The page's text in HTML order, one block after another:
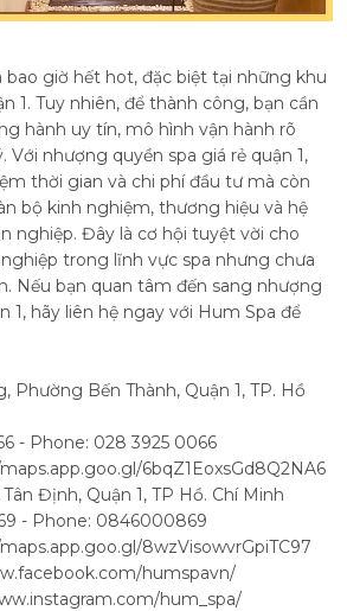
bao giờ hết hot, đặc biệt tại những khu
1. Tuy nhiên, để thành công, bạn cần
hành uy tín, mô hình vận hành rõ
Với nhượng quyền spa giá rẻ quận 1,
thời gian và chi phí đầu tư mà còn
bộ kinh nghiệm, thương hiệu và hệ
nghiệp. Đây là cơ hội tuyệt vời cho
trong lĩnh vực spa nhưng chưa
Nếu bạn quan tâm đến sang nhượng
1, hãy liên hệ ngay với Hum Spa để
Phường Bến Thành, Quận 1, TP. Hồ
- Phone: 028 3925 0066
6bqZ1EoxsGd8Q2NA6
Định, Quận 1, TP Hồ. Chí Minh
- Phone: 0846000869
8wzVisowvrGpiTC97
humspavn/
hum_spa/